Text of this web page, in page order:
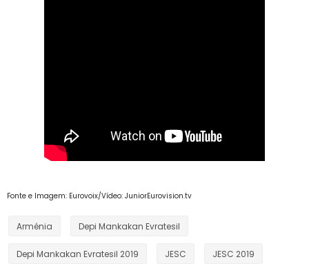
Fonte e Imagem: Eurovoix/Vídeo: JuniorEurovision.tv
Arménia Depi Mankakan Evratesil
Depi Mankakan Evratesil 2019 JESC JESC 2019